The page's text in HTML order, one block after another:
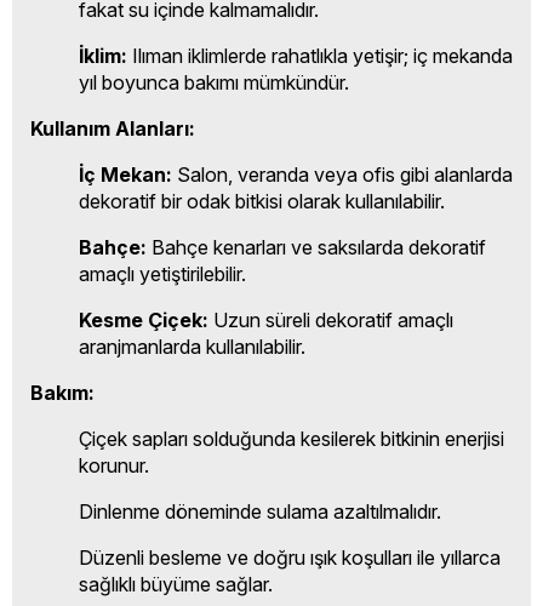
fakat su içinde kalmamalıdır.
İklim: Ilıman iklimlerde rahatlıkla yetişir; iç mekanda
yıl boyunca bakımı mümkündür.
Kullanım Alanları:
İç Mekan: Salon, veranda veya ofis gibi alanlarda
dekoratif bir odak bitkisi olarak kullanılabilir.
Bahçe: Bahçe kenarları ve saksılarda dekoratif
amaçlı yetiştirilebilir.
Kesme Çiçek: Uzun süreli dekoratif amaçlı
aranjmanlarda kullanılabilir.
Bakım:
Çiçek sapları solduğunda kesilerek bitkinin enerjisi
korunur.
Dinlenme döneminde sulama azaltılmalıdır.
Düzenli besleme ve doğru ışık koşulları ile yıllarca
sağlıklı büyüme sağlar.